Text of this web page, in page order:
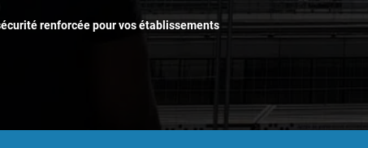
renforcée pour vos établissements